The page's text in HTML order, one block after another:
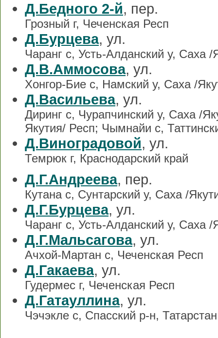
Д.Бедного 2-й, пер.
Грозный г, Чеченская Респ
Д.Бурцева, ул.
Чаранг с, Усть-Алданский у, Саха /
Д.В.Аммосова, ул.
Хонгор-Бие с, Намский у, Саха /
Д.Васильева, ул.
Диринг с, Чурапчинский у, Саха /
Якутия/ Респ; Чымнайи с,
Д.Виноградовой, ул.
Темрюк г, Краснодарский край
Д.Г.Андреева, пер.
Кутана с, Сунтарский у, Саха /
Д.Г.Бурцева, ул.
Чаранг с, Усть-Алданский у, Саха /
Д.Г.Мальсагова, ул.
Ачхой-Мартан с, Чеченская Респ
Д.Гакаева, ул.
Гудермес г, Чеченская Респ
Д.Гатауллина, ул.
Чэчэкле с, Спасский р-н,